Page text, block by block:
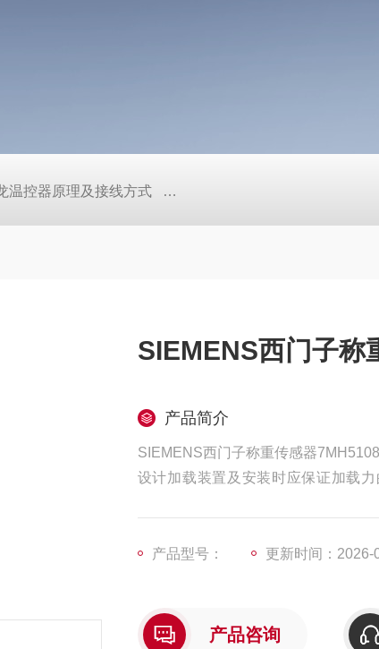
温控器原理及接线方式 日本SMC真空压力开关的中文
SIEMENS西门子称
产品简介
SIEMENS西门子称重传感器
设计加载装置及安装时应保证加载
在水平调整方面。如果使用的是称重
产品型号： 更新时间：2026-
产品咨询